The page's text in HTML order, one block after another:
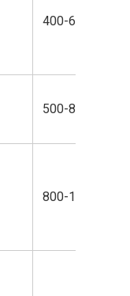
400-600
500-800
800-1200